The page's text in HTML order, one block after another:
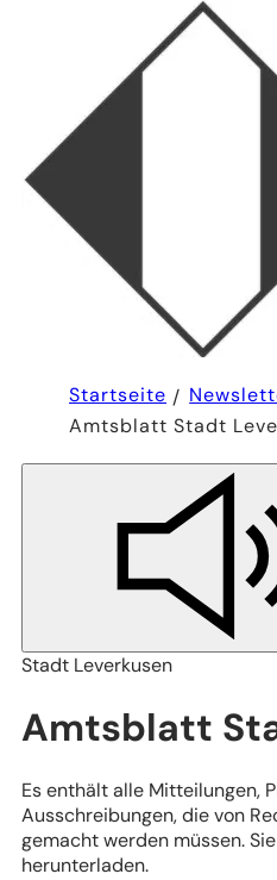
Startseite
Amtsblatt Stadt
Stadt Leverkusen
Amtsblatt
Es enthält alle Mitteilungen,
Ausschreibungen, die von
gemacht werden müssen.
herunterladen.